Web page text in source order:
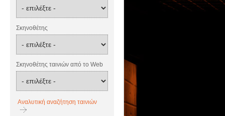
Σκηνοθέτης
Σκηνοθέτης ταινιών από το Web
Αναλυτική αναζήτηση ταινιών